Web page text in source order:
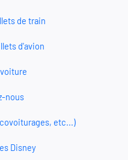
de train
d'avion
nous
etc...)
Disney